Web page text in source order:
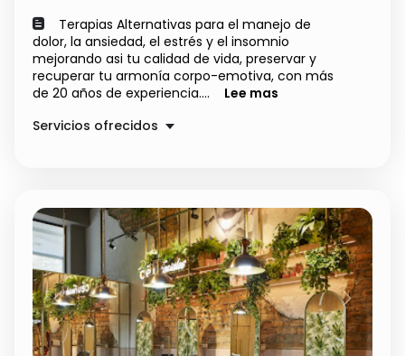
Terapias Alternativas para el manejo de
dolor, la ansiedad, el estrés y el insomnio
mejorando asi tu calidad de vida, preservar y
recuperar tu armonía corpo-emotiva, con más
de 20 años de experiencia....
Lee mas
Servicios ofrecidos
Previous Next